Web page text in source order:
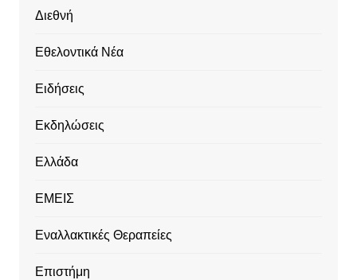
Διεθνή
Εθελοντικά Νέα
Ειδήσεις
Εκδηλώσεις
Ελλάδα
ΕΜΕΙΣ
Εναλλακτικές Θεραπείες
Επιστήμη